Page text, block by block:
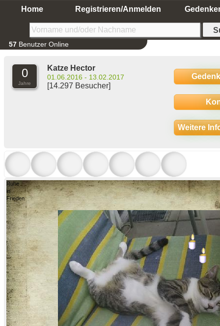
Home Registrieren/Anmelden
57 Benutzer Online
0
Jahre
Katze Hector
01.06.2016 - 13.02.2017
[14.297 Besucher]
Weitere
Ruhe
in
Frieden